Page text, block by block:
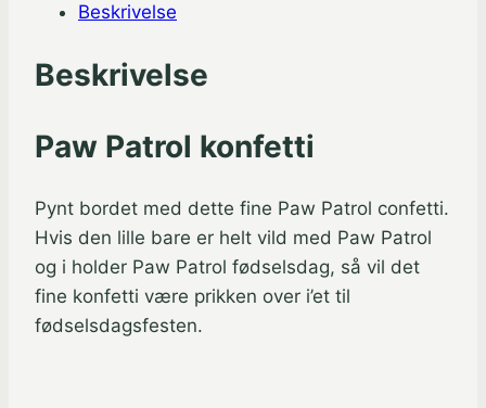
Beskrivelse
Beskrivelse
Paw Patrol konfetti
Pynt bordet med dette fine Paw Patrol confetti.
Hvis den lille bare er helt vild med Paw Patrol
og i holder Paw Patrol fødselsdag, så vil det
fine konfetti være prikken over i’et til
fødselsdagsfesten.